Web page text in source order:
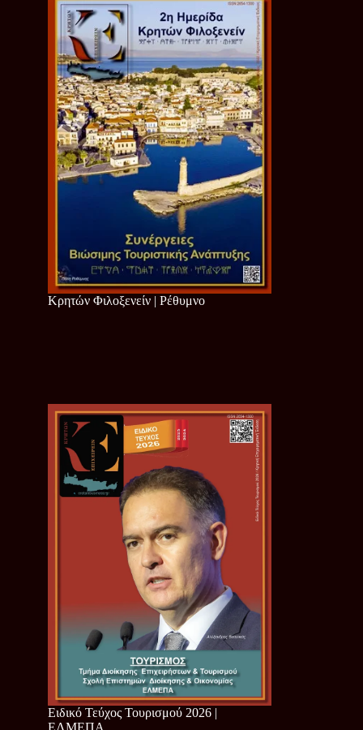
Κρητών Φιλοξενείν | Ρέθυμνο
Ειδικό Τεύχος Τουρισμού 2026 |